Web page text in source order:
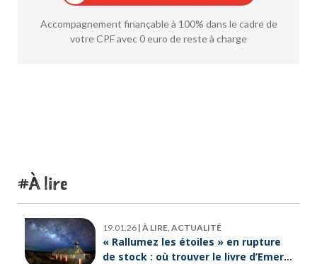
Accompagnement finançable à 100% dans le cadre de
votre CPF avec 0 euro de reste à charge
À lire
19.01.26 | À LIRE, ACTUALITÉ
« Rallumez les étoiles » en rupture
de stock : où trouver le livre d’Emeric